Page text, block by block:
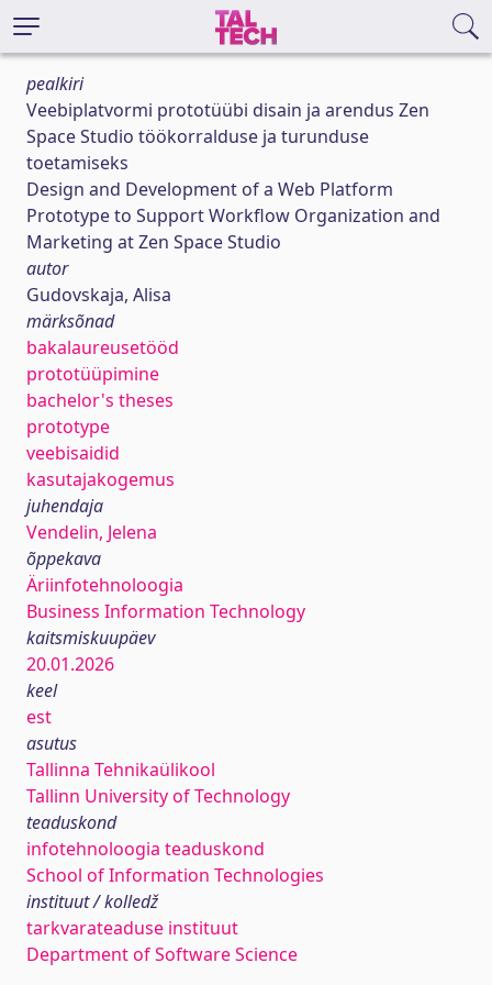
pealkiri
Veebiplatvormi prototüübi disain ja arendus Zen
Space Studio töökorralduse ja turunduse
toetamiseks
Design and Development of a Web Platform
Prototype to Support Workflow Organization and
Marketing at Zen Space Studio
autor
Gudovskaja, Alisa
märksõnad
bakalaureusetööd
prototüüpimine
bachelor's theses
prototype
veebisaidid
kasutajakogemus
juhendaja
Vendelin, Jelena
õppekava
Äriinfotehnoloogia
Business Information Technology
kaitsmiskuupäev
20.01.2026
keel
est
asutus
Tallinna Tehnikaülikool
Tallinn University of Technology
teaduskond
infotehnoloogia teaduskond
School of Information Technologies
instituut / kolledž
tarkvarateaduse instituut
Department of Software Science